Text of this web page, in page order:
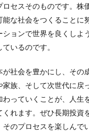
ロセスそのものです。株
な社会をつくることに
ションで世界を良くしよ
いるのです。
社会を豊かにし、その
家族、そして次世代に戻
わっていくことが、人生
くれます。ぜひ長期投資
そのプロセスを楽しんで